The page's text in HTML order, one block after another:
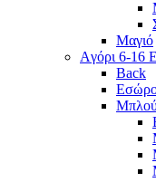
Μαγιό
Aγόρι 6-16
Back